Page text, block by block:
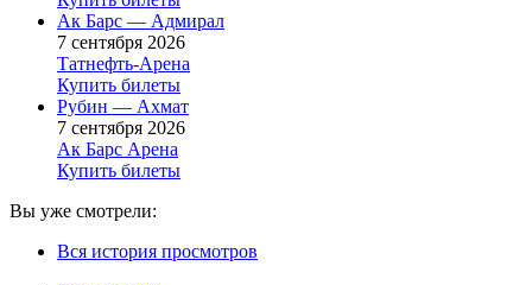
Ак Барс — Адмирал
7 сентября 2026
Татнефть-Арена
Купить билеты
Рубин — Ахмат
7 сентября 2026
Ак Барс Арена
Купить билеты
Вы уже смотрели:
Вся история просмотров